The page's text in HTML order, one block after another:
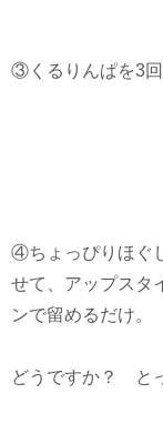
③くるりんぱを3回
④ちょっぴりほぐ
せて、アップスタ
ンで留めるだけ。
どうですか？ と